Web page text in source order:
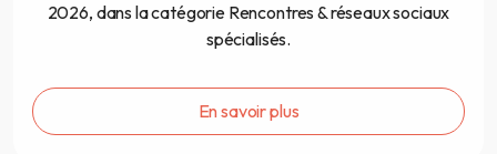
2026, dans la catégorie Rencontres & réseaux sociaux
spécialisés.
En savoir plus